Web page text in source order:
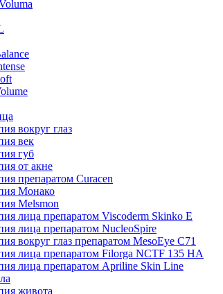
вокруг глаз
век
губ
от акне
препаратом Curacen
Монако
Melsmon
лица препаратом Viscoderm Skinko E
лица препаратом NucleoSpire
вокруг глаз препаратом MesoEye С71
лица препаратом Filorga NCTF 135 HA
лица препаратом Apriline Skin Line
живота